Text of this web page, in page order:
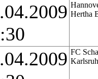
Hertha
FC